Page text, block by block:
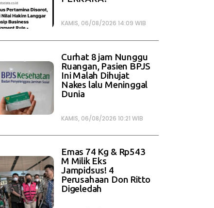
KAMIS, 06/08/2026 14:09 WIB
Curhat 8 jam Nunggu
Ruangan, Pasien BPJS
Ini Malah Dihujat
Nakes lalu Meninggal
Dunia
KAMIS, 06/08/2026 10:21 WIB
Emas 74 Kg & Rp543
M Milik Eks
Jampidsus! 4
Perusahaan Don Ritto
Digeledah